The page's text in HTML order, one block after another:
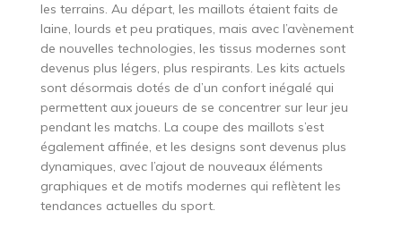
les terrains. Au départ, les maillots étaient faits de
laine, lourds et peu pratiques, mais avec l’avènement
de nouvelles technologies, les tissus modernes sont
devenus plus légers, plus respirants. Les kits actuels
sont désormais dotés de d’un confort inégalé qui
permettent aux joueurs de se concentrer sur leur jeu
pendant les matchs. La coupe des maillots s’est
également affinée, et les designs sont devenus plus
dynamiques, avec l’ajout de nouveaux éléments
graphiques et de motifs modernes qui reflètent les
tendances actuelles du sport.